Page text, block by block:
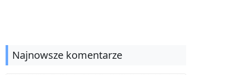
Najnowsze komentarze